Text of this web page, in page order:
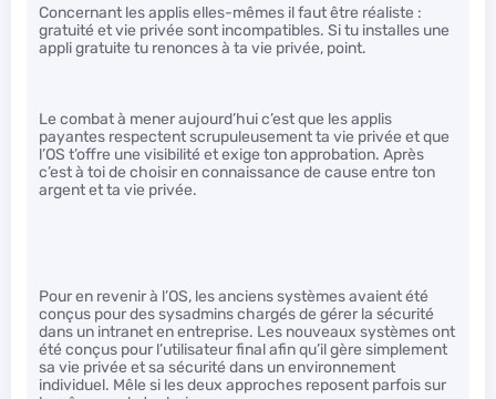
Concernant les applis elles-mêmes il faut être réaliste :
gratuité et vie privée sont incompatibles. Si tu installes une
appli gratuite tu renonces à ta vie privée, point.
Le combat à mener aujourd’hui c’est que les applis
payantes respectent scrupuleusement ta vie privée et que
l’OS t’offre une visibilité et exige ton approbation. Après
c’est à toi de choisir en connaissance de cause entre ton
argent et ta vie privée.
Pour en revenir à l’OS, les anciens systèmes avaient été
conçus pour des sysadmins chargés de gérer la sécurité
dans un intranet en entreprise. Les nouveaux systèmes ont
été conçus pour l’utilisateur final afin qu’il gère simplement
sa vie privée et sa sécurité dans un environnement
individuel. Mêle si les deux approches reposent parfois sur